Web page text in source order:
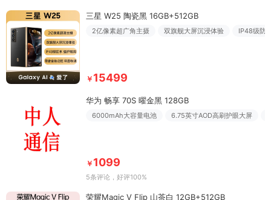
三星 W25 陶瓷黑 16GB+512GB
2亿像素超广角主摄 双旗舰大屏沉浸体验 IP48级防
￥ 15499
华为 畅享 70S 曜金黑 128GB
6000mAh大容量电池 6.75英寸AOD高刷护眼大屏
￥ 1099
5条评论 ，好评100%
荣耀Magic V Flip 山茶白 12GB+512GB